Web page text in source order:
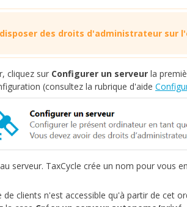
des droits d'administrateur sur
cliquez sur Configurer un serveur la
(consultez la rubrique d'aide
serveur. TaxCycle crée un nom pour vous
de clients n'est accessible qu'à partir de cet